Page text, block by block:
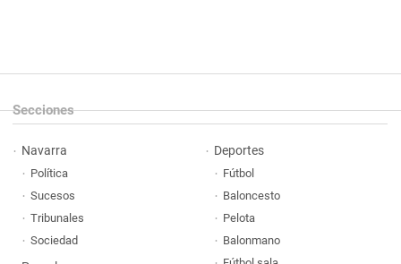
Secciones
Navarra
Política
Sucesos
Tribunales
Sociedad
Deportes
Fútbol
Baloncesto
Pelota
Balonmano